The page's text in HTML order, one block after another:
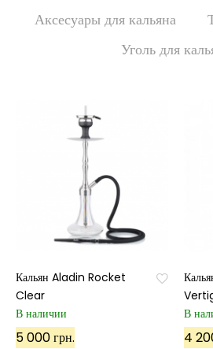
Аксесуары для кальяна
Уголь для
Кальян Aladin Rocket
Clear
В наличии
5 000 грн.
В
4